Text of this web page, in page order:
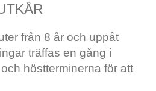
från 8 år och uppåt
träffas en gång i
höstterminerna för att